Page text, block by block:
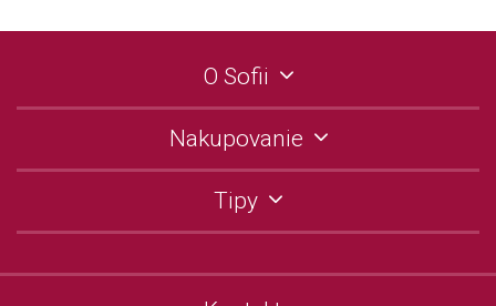
O Sofii
Nakupovanie
Tipy